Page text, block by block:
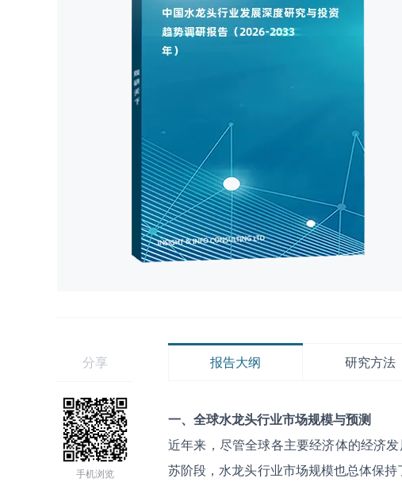
分享
手机浏览
报告大纲 研究方法
一、全球水龙头行业市场规模与预测
近年来，尽管全球各主要经济体的经济
苏阶段，水龙头行业市场规模也总体保持